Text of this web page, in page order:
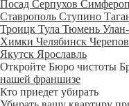
Посад Серпухов
Ставрополь Ступино
Троицк Тула Тюмень
Химки Челябинск
Якутск Ярославль
Откройте Бюро чистоты
нашей франшизе
Кто приедет убирать